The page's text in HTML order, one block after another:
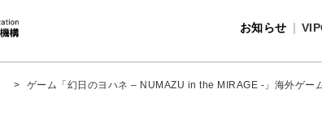
お知らせ
> ゲーム「幻日のヨハネ – NUMAZU in the MIRAGE -」海外ゲー